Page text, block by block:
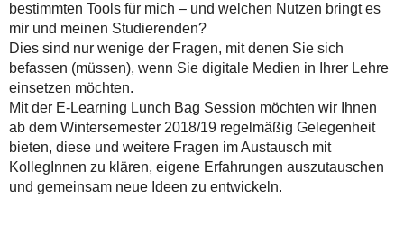
Education
für
die
Lehre
nutzen
-
-
-
ONLINE
bestimmten Tools für mich – und welchen Nutzen bringt es
mir und meinen Studierenden?
Dies sind nur wenige der Fragen, mit denen Sie sich
befassen (müssen), wenn Sie digitale Medien in Ihrer Lehre
einsetzen möchten.
Mit der E-Learning Lunch Bag Session möchten wir Ihnen
ab dem Wintersemester 2018/19 regelmäßig Gelegenheit
bieten, diese und weitere Fragen im Austausch mit
KollegInnen zu klären, eigene Erfahrungen auszutauschen
und gemeinsam neue Ideen zu entwickeln.